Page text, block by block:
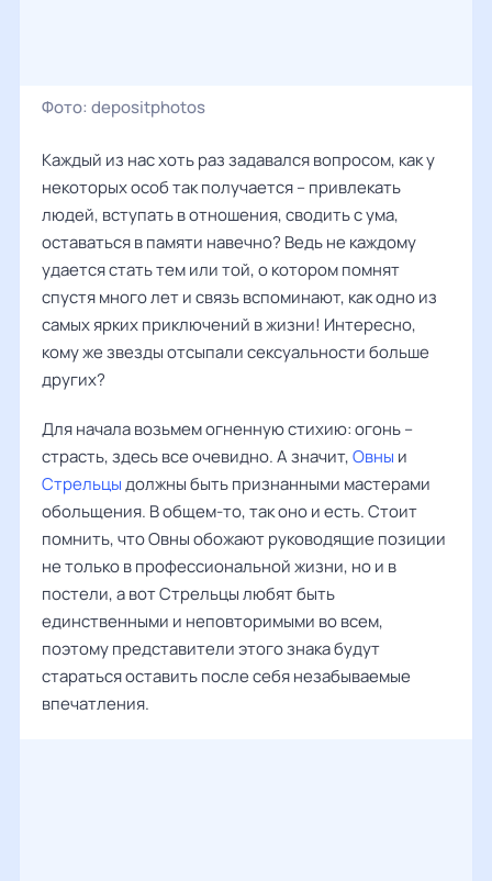
Фото: depositphotos
Каждый из нас хоть раз задавался вопросом, как у
некоторых особ так получается – привлекать
людей, вступать в отношения, сводить с ума,
оставаться в памяти навечно? Ведь не каждому
удается стать тем или той, о котором помнят
спустя много лет и связь вспоминают, как одно из
самых ярких приключений в жизни! Интересно,
кому же звезды отсыпали сексуальности больше
других?
Для начала возьмем огненную стихию: огонь –
страсть, здесь все очевидно. А значит,Овны и
Стрельцыдолжны быть признанными мастерами
обольщения. В общем-то, так оно и есть. Стоит
помнить, что Овны обожают руководящие позиции
не только в профессиональной жизни, но и в
постели, а вот Стрельцы любят быть
единственными и неповторимыми во всем,
поэтому представители этого знака будут
стараться оставить после себя незабываемые
впечатления.